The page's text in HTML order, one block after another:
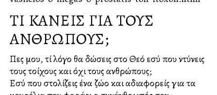
ΤΙ ΚΑΝΕΙΣ ΓΙΑ ΤΟΥΣ
ΑΝΘΡΩΠΟΥΣ;
Πες μου, τί λόγο θα δώσεις στο Θεό εσύ που ντύνεις
τους τοίχους και όχι τους ανθρώπους;
Εσύ που στολίζεις ένα ζώο και αδιαφορείς για τα